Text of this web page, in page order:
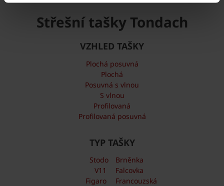
Střešní tašky Tondach
VZHLED TAŠKY
Plochá posuvná
Plochá
Posuvná s vlnou
S vlnou
Profilovaná
Profilovaná posuvná
TYP TAŠKY
Stodo
V11
Figaro
Brněnka
Falcovka
Francouzská